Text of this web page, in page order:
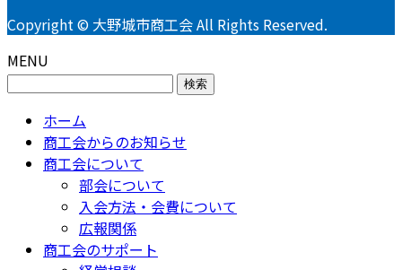
Copyright © 大野城市商工会 All Rights Reserved.
MENU
検
ホーム
商工会からのお知らせ
商工会について
部会について
入会方法・会費について
広報関係
商工会のサポート